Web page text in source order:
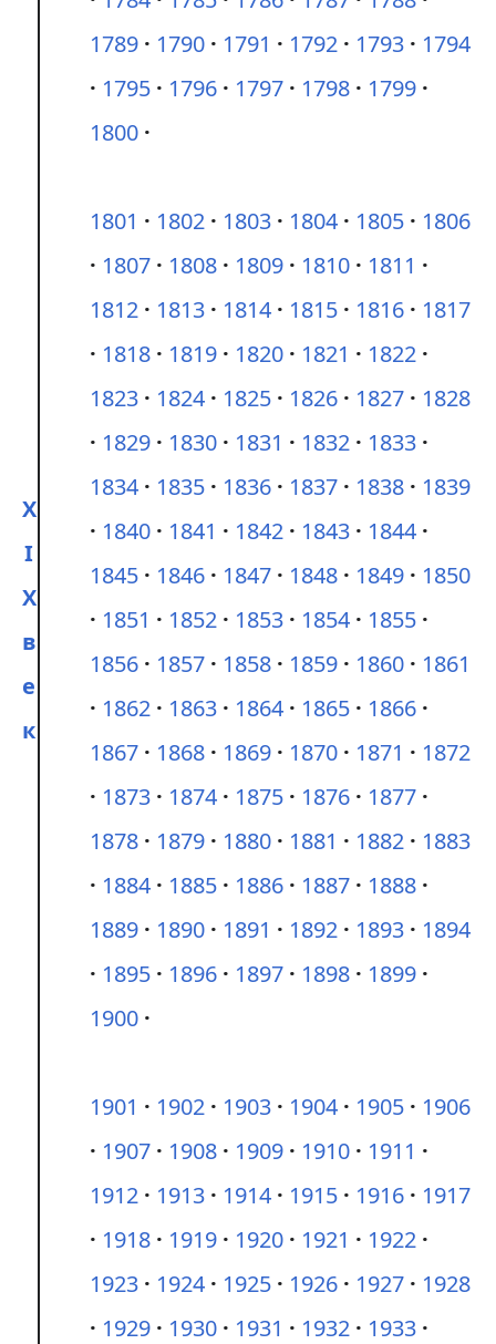
1789
1790 1791 1792 1793
1794
1795
1796 1797 1798
1799
1800
X
I
X
в
е
к
1801 1802 1803 1804 1805
1806
1807
1808 1809 1810
1811
1812
1813 1814 1815 1816
1817
1818
1819 1820 1821
1822
1823
1824 1825 1826 1827
1828
1829
1830 1831 1832
1833
1834
1835 1836 1837 1838
1839
1840
1841 1842 1843
1844
1845
1846 1847 1848 1849
1850
1851
1852 1853 1854
1855
1856
1857 1858 1859 1860
1861
1862
1863 1864 1865
1866
1867
1868 1869 1870 1871
1872
1873
1874 1875 1876
1877
1878
1879 1880 1881 1882
1883
1884
1885 1886 1887
1888
1889
1890 1891 1892 1893
1894
1895
1896 1897 1898
1899
1900
1901 1902 1903 1904 1905
1906
1907
1908 1909 1910
1911
1912
1913 1914 1915 1916
1917
1918
1919 1920 1921
1922
1923
1924 1925 1926 1927
1928
1929
1930 1931 1932
1933